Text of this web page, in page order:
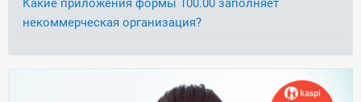
Какие приложения формы 100.00 заполняет
некоммерческая организация?